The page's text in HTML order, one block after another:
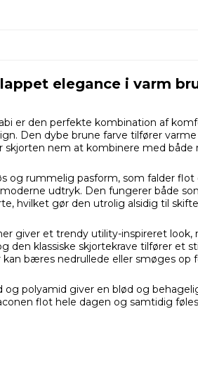
elegance i varm
er den perfekte kombination af
Den dybe brune farve tilfører
nem at kombinere med både
og rummelig pasform, som falder flot
udtryk. Den fungerer både
hvilket gør den utrolig alsidig til
giver et trendy utility-inspireret look,
den klassiske skjortekrave tilfører et
bæres nedrullede eller smøges op
og polyamid giver en blød og
flot hele dagen og samtidig føles